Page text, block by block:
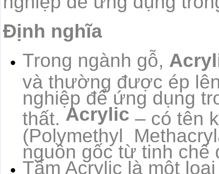
Định nghĩa
Trong ngành gỗ,
và thường được ép
nghiệp để ứng dụng
thất. Acrylic – có tên
(Polymethyl
nguồn gốc từ tinh chế
Tấm Acrylic là một